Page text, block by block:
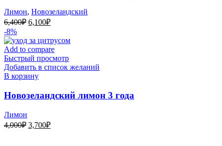
Лимон, Новозеландский
6,400₽ Первоначальная
составляла
6,400₽.
6,100₽Текущая
6,100₽.
-8%
Add to compare
Быстрый просмотр
Добавить в список желаний
В корзину
Новозеландский лимон 3 года
Лимон
4,000₽ Первоначальная
3,700₽Текущая